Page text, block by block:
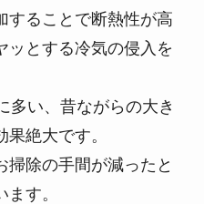
することで断熱性が高
ッとする冷気の侵入を
多い、昔ながらの大き
絶大です。
掃除の手間が減ったと
す。